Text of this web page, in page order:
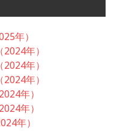
年）
年）
年）
年）
年）
年）
年）